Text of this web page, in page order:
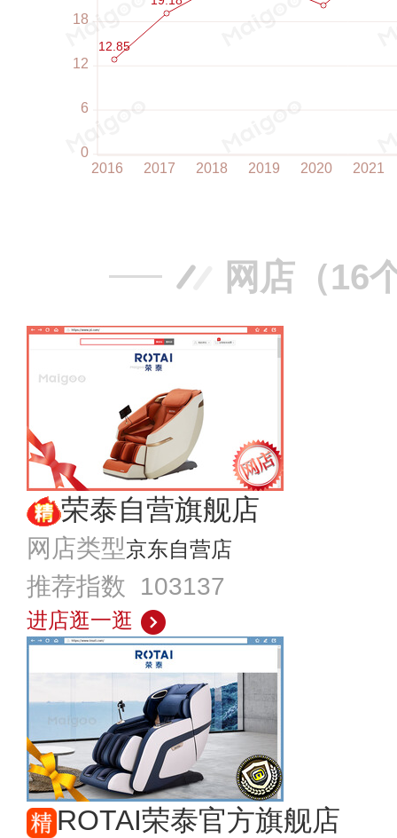
网店（16
荣泰自营旗舰店
网店类型京东自营店
推荐指数 103137
进店逛一逛
ROTAI荣泰官方旗舰店